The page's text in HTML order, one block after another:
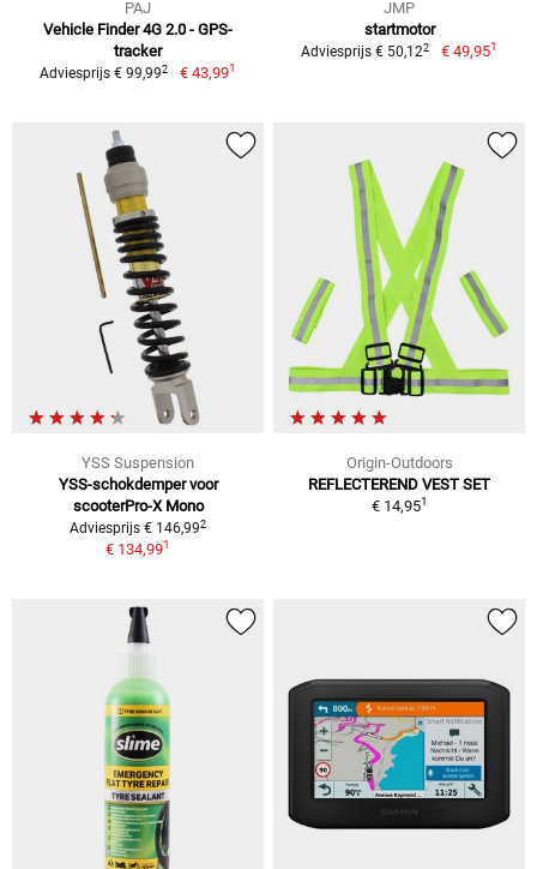
PAJ
Vehicle Finder 4G 2.0 - GPS-
tracker
Adviesprijs € 99,992 € 43,991
JMP
startmotor
Adviesprijs € 50,122 € 49,951
YSS Suspension
YSS-schokdemper voor
scooterPro-X Mono
Adviesprijs € 146,992
€ 134,991
Origin-Outdoors
REFLECTEREND VEST SET
€ 14,951